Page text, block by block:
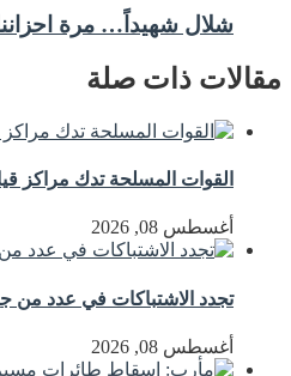
شلال شهيداً… مرة
مقالات ذات صلة
القوات المسلحة تدك مراكز
أغسطس 08, 2026
تجدد الاشتباكات في عدد من
أغسطس 08, 2026